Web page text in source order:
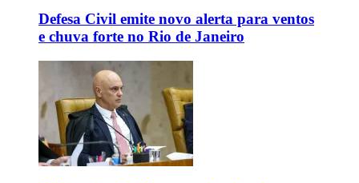
Defesa Civil emite novo alerta para ventos
e chuva forte no Rio de Janeiro